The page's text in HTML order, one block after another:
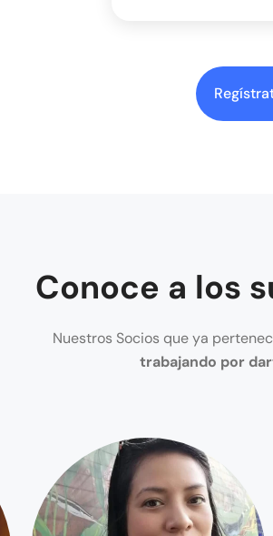
Conoce a los
Nuestros Socios que ya
trabajando por